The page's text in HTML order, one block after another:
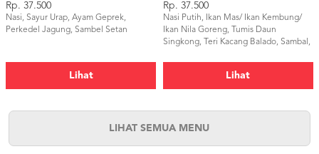
Rp. 37.500
Nasi, Sayur Urap, Ayam Geprek,
Perkedel Jagung, Sambel Setan
Lihat
Rp. 37.500
Nasi Putih, Ikan Mas/ Ikan Kembung/
Ikan Nila Goreng, Tumis Daun
Singkong, Teri Kacang Balado, Sambal,
Lihat
LIHAT SEMUA MENU